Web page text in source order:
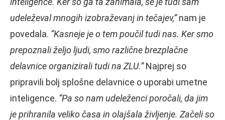
udeleževal mnogih izobraževanj in tečajev,”nam je
povedala. “Kasneje je o tem poučil tudi nas. Ker smo
prepoznali željo ljudi, smo različne brezplačne
delavnice organizirali tudi na ZLU.”Najprej so
pripravili bolj splošne delavnice o uporabi umetne
inteligence. “Pa so nam udeleženci poročali, da jim
je prihranila veliko časa in olajšala življenje. Začeli so